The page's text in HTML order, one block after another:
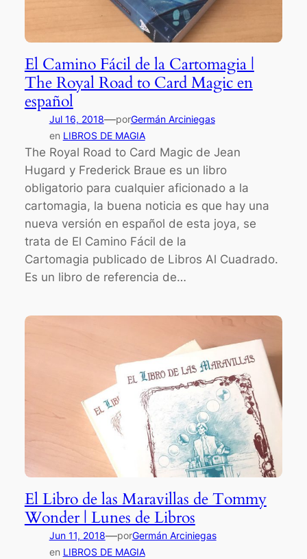
El Camino Fácil de la Cartomagia |
The Royal Road to Card Magic en
español
Jul 16, 2018—porGermán Arciniegas
en LIBROS DE MAGIA
The Royal Road to Card Magic de Jean
Hugard y Frederick Braue es un libro
obligatorio para cualquier aficionado a la
cartomagia, la buena noticia es que hay una
nueva versión en español de esta joya, se
trata de El Camino Fácil de la
Cartomagia publicado de Libros Al Cuadrado.
Es un libro de referencia de…
El Libro de las Maravillas de Tommy
Wonder | Lunes de Libros
Jun 11, 2018—porGermán Arciniegas
en LIBROS DE MAGIA